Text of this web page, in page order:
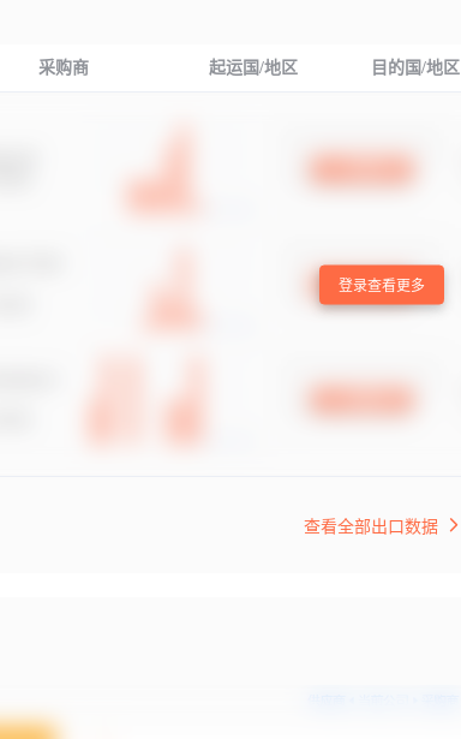
采购商 起运国/地区 目的国/地区
登录查看更多
查看全部出口数据